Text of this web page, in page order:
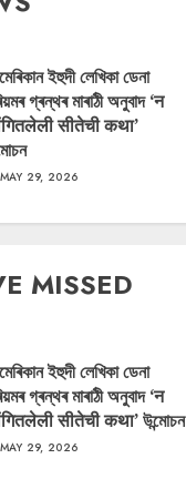
ইহুদী লেখিকা ডেনা
গ্ৰন্থৰ মাৰাঠী অনুবাদ ‘न
सीतेची कथा’
MAY 29, 2026
MISSED
ইহুদী লেখিকা ডেনা
গ্ৰন্থৰ মাৰাঠী অনুবাদ ‘न
सीतेची कथा’ উন্মোচন
MAY 29, 2026